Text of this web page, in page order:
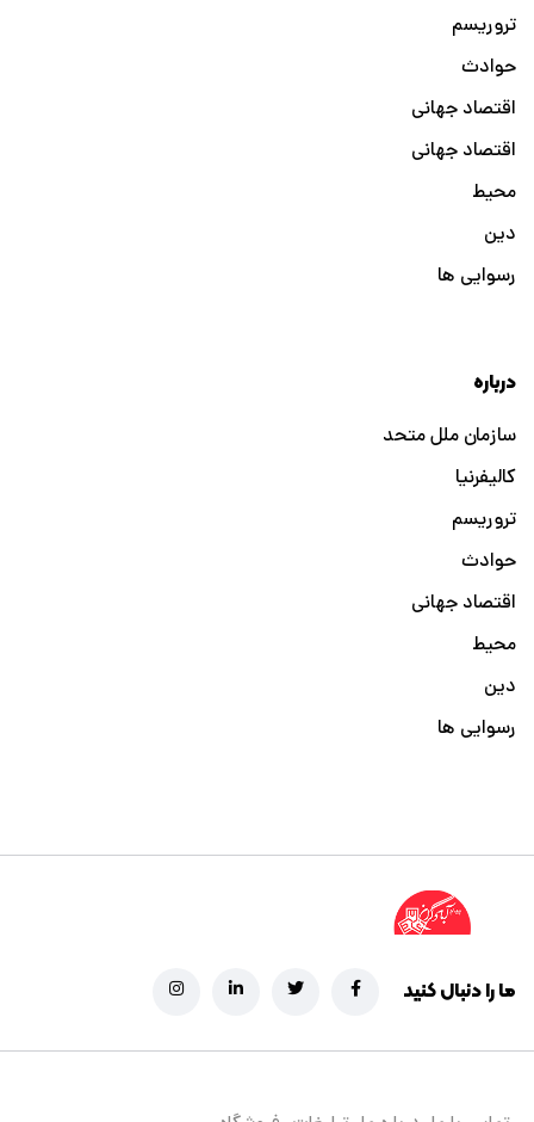
تروریسم
حوادث
اقتصاد جهانی
اقتصاد جهانی
محیط
دین
رسوایی ها
درباره
سازمان ملل متحد
کالیفرنیا
تروریسم
حوادث
اقتصاد جهانی
محیط
دین
رسوایی ها
ما را دنبال کنید